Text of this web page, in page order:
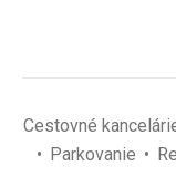
Cestovné
Parkovanie